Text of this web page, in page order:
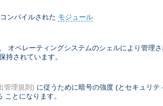
ンパイルされた モジュール
オペレーティングシステムのシェルにより管理
持されています。
管理規則) に従うために暗号の強度 (とセキュリ
ことになります。